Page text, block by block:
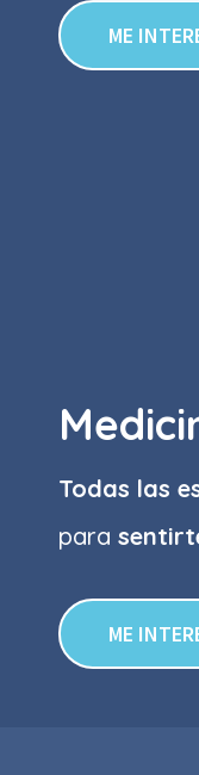
ME
Todas las
para
ME